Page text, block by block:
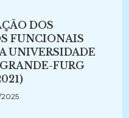
DOS
FUNCIONAIS
UNIVERSIDADE
FURG